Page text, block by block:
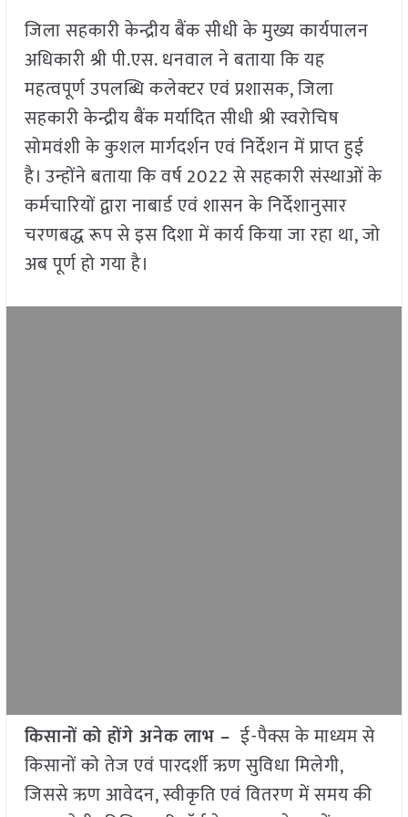
जिला सहकारी केन्द्रीय बैंक सीधी के मुख्य कार्यपालन
अधिकारी श्री पी.एस. धनवाल ने बताया कि यह
महत्वपूर्ण उपलब्धि कलेक्टर एवं प्रशासक, जिला
सहकारी केन्द्रीय बैंक मर्यादित सीधी श्री स्वरोचिष
सोमवंशी के कुशल मार्गदर्शन एवं निर्देशन में प्राप्त हुई
है। उन्होंने बताया कि वर्ष 2022 से सहकारी संस्थाओं के
कर्मचारियों द्वारा नाबार्ड एवं शासन के निर्देशानुसार
चरणबद्ध रूप से इस दिशा में कार्य किया जा रहा था, जो
अब पूर्ण हो गया है।
किसानों को होंगे अनेक लाभ – ई-पैक्स के माध्यम से
किसानों को तेज एवं पारदर्शी ऋण सुविधा मिलेगी,
जिससे ऋण आवेदन, स्वीकृति एवं वितरण में समय की